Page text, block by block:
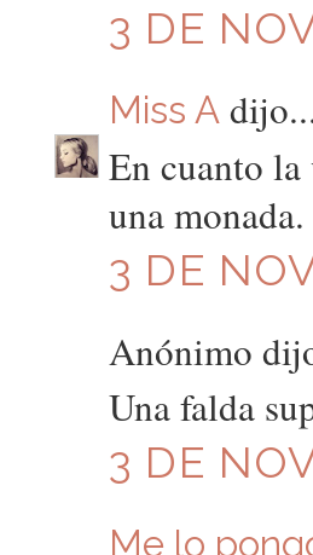
3 DE
Miss A
En cuanto la
una monada.
3 DE
Anónimo
Una falda
3 DE
Me lo